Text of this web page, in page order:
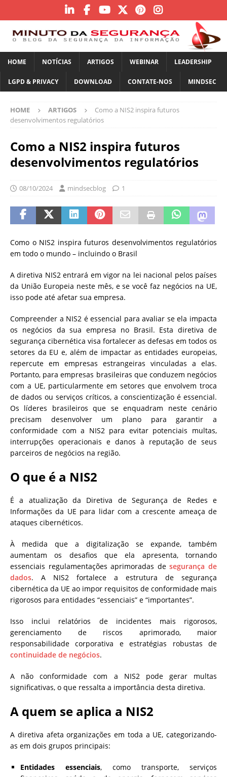
HOME NOTÍCIAS ARTIGOS WEBINAR LEADERSHIP
LGPD & PRIVACY DOWNLOAD CONTATE-NOS MINDSEC
HOME ARTIGOS
Como a NIS2 inspira futuros
desenvolvimentos regulatórios
Como a NIS2 inspira futuros
desenvolvimentos regulatórios
08/10/2024 mindsecblog 1
Como o NIS2 inspira futuros desenvolvimentos regulatórios
em todo o mundo – incluindo o Brasil
A diretiva NIS2 entrará em vigor na lei nacional pelos países
da União Europeia neste mês, e se você faz negócios na UE,
isso pode até afetar sua empresa.
Compreender a NIS2 é essencial para avaliar se ela impacta
os negócios da sua empresa no Brasil. Esta diretiva de
segurança cibernética visa fortalecer as defesas em todos os
setores da EU e, além de impactar as entidades europeias,
repercute em empresas estrangeiras vinculadas a elas.
Portanto, para empresas brasileiras que conduzem negócios
com a UE, particularmente em setores que envolvem troca
de dados ou serviços críticos, a conscientização é essencial.
Os líderes brasileiros que se enquadram neste cenário
precisam desenvolver um plano para garantir a
conformidade com a NIS2 para evitar potenciais multas,
interrupções operacionais e danos à reputação de seus
parceiros de negócios na região.
O que é a NIS2
É a atualização da Diretiva de Segurança de Redes e
Informações da UE para lidar com a crescente ameaça de
ataques cibernéticos.
À medida que a digitalização se expande, também
aumentam os desafios que ela apresenta, tornando
essenciais regulamentações aprimoradas desegurança de
dados. A NIS2 fortalece a estrutura de segurança
cibernética da UE ao impor requisitos de conformidade mais
rigorosos para entidades “essenciais” e “importantes”.
Isso inclui relatórios de incidentes mais rigorosos,
gerenciamento de riscos aprimorado, maior
responsabilidade corporativa e estratégias robustas de
continuidade de negócios.
A não conformidade com a NIS2 pode gerar multas
significativas, o que ressalta a importância desta diretiva.
A quem se aplica a NIS2
A diretiva afeta organizações em toda a UE, categorizando-
as em dois grupos principais:
Entidades essenciais, como transporte, serviços